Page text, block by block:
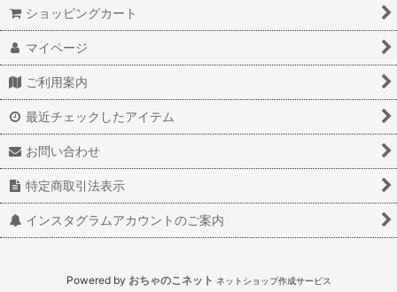
ショッピングカート
マイページ
ご利用案内
最近チェックしたアイテム
お問い合わせ
特定商取引法表示
インスタグラムアカウントのご案内
Powered by おちゃのこネット ネットショップ作成サービス